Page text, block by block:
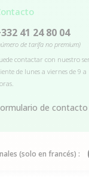
41 24 80 04
de tarifa no premium)
contactar con nuestro
de lunes a viernes de 9
de contacto
(solo en francés) :